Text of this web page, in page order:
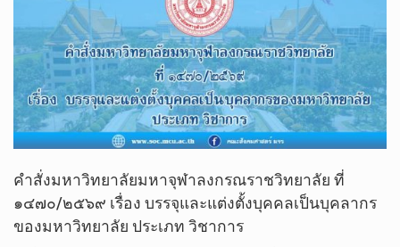
คำสั่งมหาวิทยาลัยมหาจุฬาลงกรณราชวิทยาลัย ที่
๑๔๗๐/๒๕๖๙ เรื่อง บรรจุและแต่งตั้งบุคคลเป็นบุคลากร
ของมหาวิทยาลัย ประเภท วิชาการ